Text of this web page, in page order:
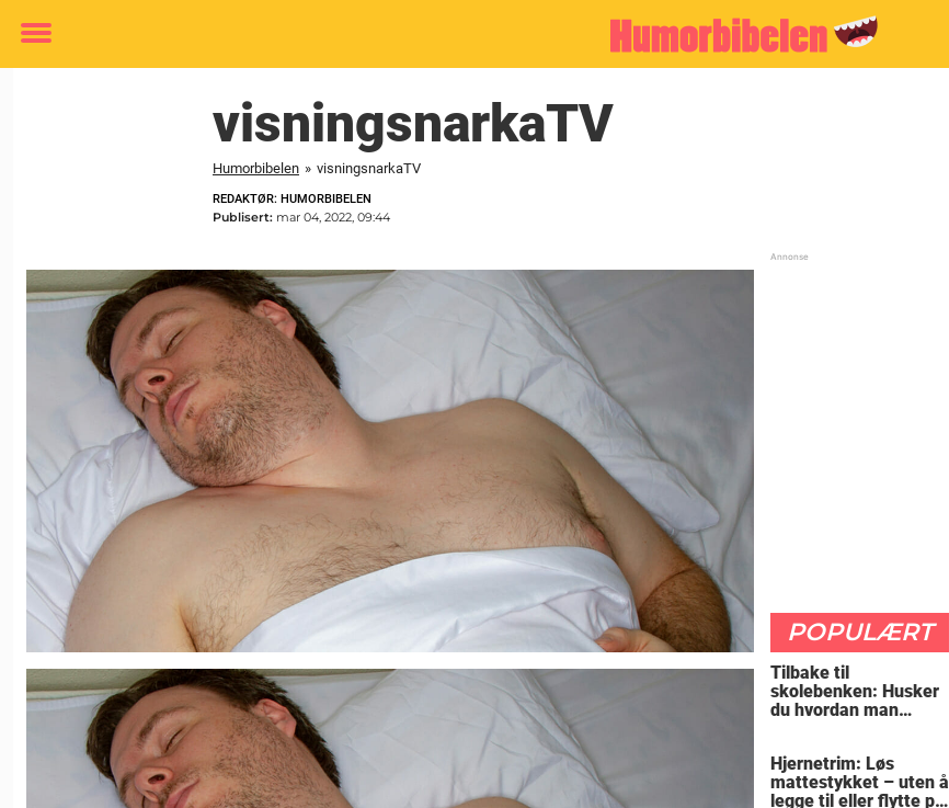
Toggle
visningsnarkaTV
Humorbibelen » visningsnarkaTV
REDAKTØR: HUMORBIBELEN
Publisert: mar 04, 2022, 09:44
POPULÆRT
Tilbake til
skolebenken: Husker
du hvordan man
Hjernetrim: Løs
mattestykket – uten å
legge til eller flytte på